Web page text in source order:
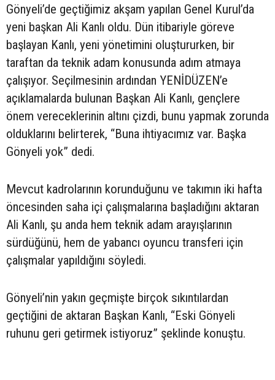
Gönyeli’de geçtiğimiz akşam yapılan Genel Kurul’da
yeni başkan Ali Kanlı oldu. Dün itibariyle göreve
başlayan Kanlı, yeni yönetimini oluştururken, bir
taraftan da teknik adam konusunda adım atmaya
çalışıyor. Seçilmesinin ardından YENİDÜZEN’e
açıklamalarda bulunan Başkan Ali Kanlı, gençlere
önem vereceklerinin altını çizdi, bunu yapmak zorunda
olduklarını belirterek, “Buna ihtiyacımız var. Başka
Gönyeli yok” dedi.
Mevcut kadrolarının korunduğunu ve takımın iki hafta
öncesinden saha içi çalışmalarına başladığını aktaran
Ali Kanlı, şu anda hem teknik adam arayışlarının
sürdüğünü, hem de yabancı oyuncu transferi için
çalışmalar yapıldığını söyledi.
Gönyeli’nin yakın geçmişte birçok sıkıntılardan
geçtiğini de aktaran Başkan Kanlı, “Eski Gönyeli
ruhunu geri getirmek istiyoruz” şeklinde konuştu.